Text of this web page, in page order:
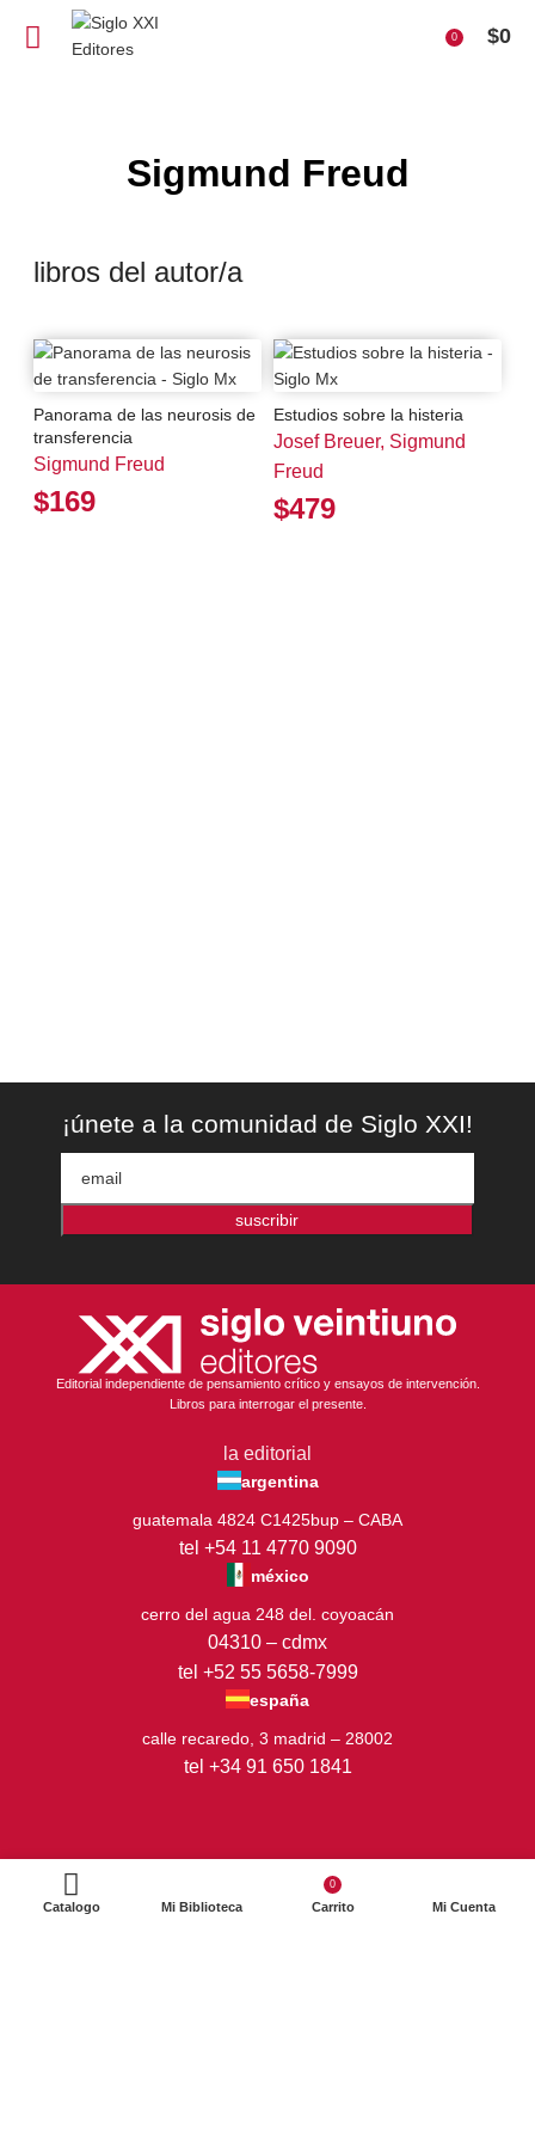
0 $0
Sigmund Freud
libros del autor/a
Panorama de las neurosis de
transferencia
Sigmund Freud
$169
Estudios sobre la histeria
Josef Breuer, Sigmund
Freud
$479
¡únete a la comunidad de Siglo XXI!
suscribir
Editorial independiente de pensamiento crítico y ensayos de intervención.
Libros para interrogar el presente.
la editorial
argentina
guatemala 4824 C1425bup – CABA
tel +54 11 4770 9090
méxico
cerro del agua 248 del. coyoacán
04310 – cdmx
tel +52 55 5658-7999
españa
calle recaredo, 3 madrid – 28002
tel +34 91 650 1841
2024. Siglo XXI Editores Argentina ©️. Todos los derechos
Catalogo Mi Biblioteca
0
Carrito Mi Cuenta